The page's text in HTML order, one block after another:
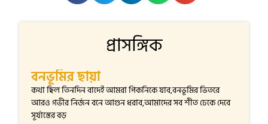
প্রাসঙ্গিক
বনভূমির ছায়া
কথা ছিল তিনদিন বাদেই আমরা পিকনিকে যাব,বনভূমির ভিতরে
আরও গভীর নির্জন বনে আগুন ধরাব,আমাদের সব শীত ঢেকে দেবে
সূর্যাস্তের বড়